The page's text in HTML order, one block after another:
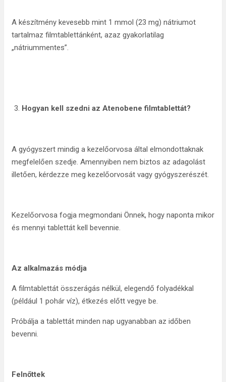
A készítmény kevesebb mint 1 mmol (23 mg) nátriumot
tartalmaz filmtablettánként, azaz gyakorlatilag
„nátriummentes”.
Hogyan kell szedni az Atenobene filmtablettát?
A gyógyszert mindig a kezelőorvosa által elmondottaknak
megfelelően szedje. Amennyiben nem biztos az adagolást
illetően, kérdezze meg kezelőorvosát vagy gyógyszerészét.
Kezelőorvosa fogja megmondani Önnek, hogy naponta mikor
és mennyi tablettát kell bevennie.
Az alkalmazás módja
A filmtablettát összerágás nélkül, elegendő folyadékkal
(például 1 pohár víz), étkezés előtt vegye be.
Próbálja a tablettát minden nap ugyanabban az időben
bevenni.
Felnőttek